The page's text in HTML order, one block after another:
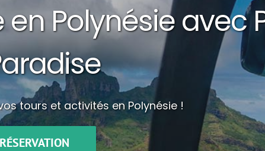
Polynésie avec
tours et activités en Polynésie !
RÉSERVATION